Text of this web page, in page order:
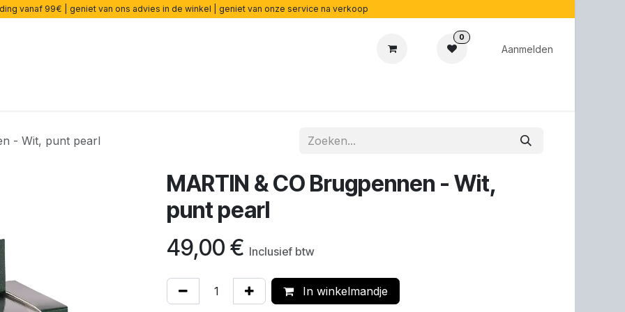
vanaf 99€ | geniet van ons advies in de winkel | geniet van onze service na verkoop
0
Aanmelden
- Wit, punt pearl
MARTIN & CO Brugpennen - Wit,
punt pearl
49,00 € Inclusief btw
In winkelmandje